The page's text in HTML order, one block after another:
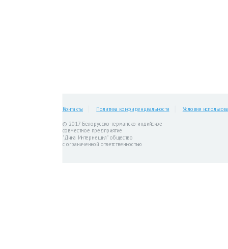
Контакты Политика конфиденциальности Условия
© 2017 Белорусско-германско-индийское
совместное предприятие
"Дина Интернешнл" общество
с ограниченной ответственностью